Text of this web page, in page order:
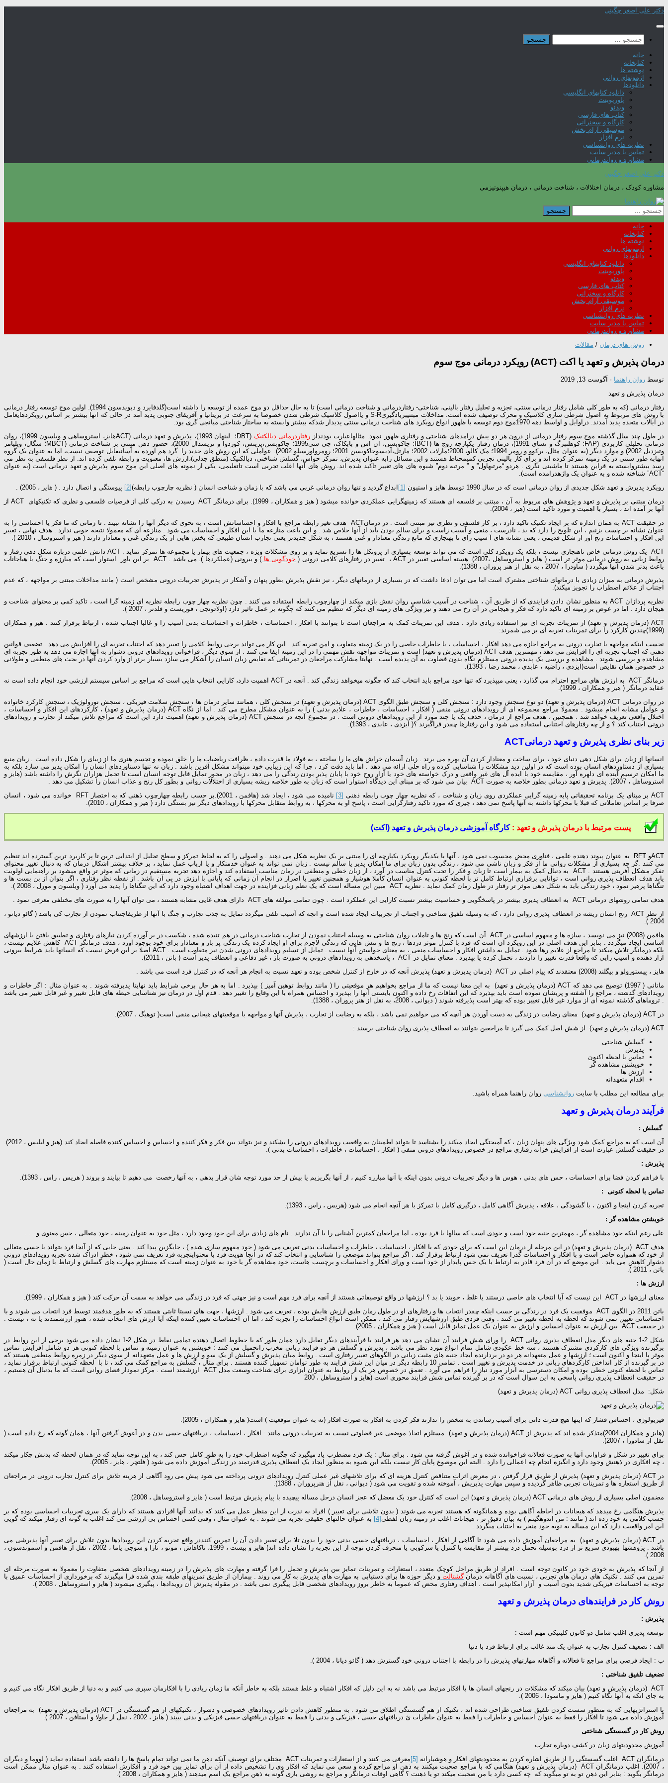
Skip
content
دکتر علی اصغر چگینی
جستجو
برای:
خانه
کتابخانه
نوشته ها
آزمونهای روانی
دانلودها
دانلود کتابهای انگلیسی
پاورپوینت
ویدئو
کتاب های فارسی
کارگاه و سخنرانی
موسیقی آرام بخش
نرم افزار
نظریه های روانشناسی
تماس با مدیر سایت
مشاوره و رواندرمانی
دکتر علی اصغر چگینی
مشاوره کودک ، درمان اختلالات ، شناخت درمانی ، درمان هیپنوتیزمی
جستجو
برای:
خانه
کتابخانه
نوشته ها
آزمونهای روانی
دانلودها
دانلود کتابهای انگلیسی
پاورپوینت
ویدئو
کتاب های فارسی
کارگاه و سخنرانی
موسیقی آرام بخش
نرم افزار
نظریه های روانشناسی
تماس با مدیر سایت
مشاوره و رواندرمانی
روش های درمان / مقالات
درمان پذیرش و تعهد یا اکت (ACT) رویکرد درمانی موج سوم
توسط روان راهنما · آگوست 13, 2019
درمان پذیرش و تعهد
رفتار درمانی (که به طور کلی شامل رفتار درمانی سنتی، تجزیه و تحلیل رفتار بالینی، شناختی- رفتاردرمانی و شناخت درمانی است) تا به حال حداقل دو موج عمده از توسعه را داشته است(گلدفایرد و دیویدسون 1994). اولین موج توسعه رفتار درمانی
با روش های مربوط به اصول شرطی سازی کلاسیک و محرک توصیف شده است. مداخلات مبتنیبریادگیریS-R و یااصول کلاسیک شرطی شدن خصوصا به سرعت در بریتانیا و آفریقای جنوبی پدید آمد در حالی که انها بیشتر بر اساس رویکردهایعامل
در ایالات متحده پدید آمدند. دراوایل و اواسط دهه 1970موج دوم توسعه با ظهور انواع رویکرد های شناخت درمانی سنتی پدیدار شدکه بیشتر وابسته به ساختار شناختی میانجی گری بود.
در طول چند سال گذشته موج سوم رفتار درمانی از درون هر دو پیش درامدهای شناختی و رفتاری ظهور نمود. مثالهاعبارت بودنداز رفتاردرمانی دیالکتیک
(DBT؛ .لینهان 1993)، پذیرش و تعهد درمانی (ACTهایز، استروساهی و ویلسون 1999)، روان
درمانی تحلیلی کاربردی (FAP؛ کوهلنبرگ و تسای 1991)، درمان رفتار یکپارچه زوج ها (IBCT؛ جاکوبسن، ان اس و بابکاک، جی سی1995؛ جاکوبسن،پرینس، کوردوا و تریسدال 2000)، حضور ذهن مبتنی بر شناخت درمانی (MBCT؛ سگال، ویلیامز
وتیزدیل 2002) و موارد دیگر (به عنوان مثال، برکوو و رومر 1994؛ مک کالو، 2000؛مارلات 2002؛ مارتل،آدیسوجاکوبسن 2001؛ رومرواورسیلو 2002). عواملی که این روش های جدید را گرد هم اورده به آسانیقابل توصیف نیست، اما به عنوان یک گروه
آنهابه طور سنتی در یک زمینه تمرکز کرده اند و برای کار بالینی تجربی کمیمحتاط هستند و این مسائل رابه عنوان پذیرش، تمرکز حواس، گسلش شناختی، دیالکتیک (منطق جدلی)،ارزش ها، معنویت و رابطه تلقی کرده اند. از نظر فلسفی به نظر می
رسد بیشتروابسته به قراین هستند تا ماشینی نگری . هردو “مرتبهاول” و ” مرتبه دوم” شیوه های های تغییر تاکید شده اند. روش های آنها اغلب تجربی است تاتعلیمی، یکی از نمونه های اصلی این موج سوم پذیرش و تعهد درمانی است (به عنوان
“ACT” شناخته شده و به عنوان یک واژهدرامده است).
رویکرد پذیرش و تعهد شکل جدیدی از روان درمانی است که در سال 1990 توسط هایز و استیون
[1] ابداع گردید و تنها روان درمانی غربی می باشد که با زمان و شناخت انسان ( نظریه چارچوب رابطه)[2]
پیوستگی و اتصال دارد . ( هایز ، 2005) .
درمان مبتنی بر پذیرش و تعهد و پژوهش های مربوط به آن ، مبتنی بر فلسفه ای هستند که زمینهگرایی عملکردی خوانده میشود ( هیز و همکاران ، 1999). برای درمانگر ACT رسیدن به درکی کلی از فرضیات فلسفی و نظری که تکنیکهای ACT از
آنها بر آمده اند ، بسیار با اهمیت و مورد تاکید است (هیز ، 2004).
در حقیقت ACT به همان اندازه که بر ایجاد تکنیک تاکید دارد ، بر کار فلسفی و نظری نیز مبتنی است . در درمانACT هدف تغیر رابطه مراجع با افکار و احساساتش است ، به نحوی که دیگر آنها را نشانه نبیند . تا زمانی که ما فکر یا احساسی را به
عنوان نشانه بر چسب بزنیم ، این تلویح را دارد که بد ، نادرست ، منفی و آسیب زاست و برای سالم بودن باید از آنها خلاص شد . و این باعث منازعه ما با این افکار و احساسات می شود . منازعه ای که معمولا نتیجه خوبی ندارد . هدف نهایی ، تغییر
این افکار و احساسات رنج آور از شکل قدیمی ، یعنی نشانه های آ سیب زای نا بهنجاری که مانع زندگی معنادار و غنی هستند ، به شکل جدیدتر یعنی تجارب انسان طبیعی که بخش هایی از یک زندگی غنی و معنادار دارند ( هیز و استروسال ، 2010 ).
ACT یک روش درمانی خاص ناهنجاری نیست ، بلکه یک رویکرد کلی است که می تواند توسعه بسیاری از پروتکل ها را تسریع نماید و بر روی مشکلات ویژه ، جمعیت های بیمار یا مجموعه ها تمرکز نماید . ACT دانش علمی درباره شکل دهی رفتار و
روابط زبانی به روش درمانی موثر تر است ( هایز و استروساهل ،2007). هسته اساسی تغییر در ACT ، تغییر در رفتارهای کلامی درونی (
خودگویی ها
) و بیرونی (عملکردها ). می باشد . ACT بر این باور استوار است که مبارزه و جنگ با هیاجانات
باعث بدتر شدن آنها میگردد ( ساودرا ، 2007 ، به نقل از هنر پروران ، 1388).
پذیرش درمانی به میزان زیادی با درمانهای شناختی مشترک است اما می توان ادعا داشت که در بسیاری از درمانهای دیگر ، نیز نقش پذیرش بطور پنهان و آشکار در پذیرش تجربیات درونی مشخص است ( مانند مداخلات مبتنی بر مواجهه ، که عدم
اجتناب از علائم اضطراب را تجویز میکند).
نظریه پردازان ACT به منظور نشان دادن فرایندی که از طریق آن ، شناخت در آسیب شناسی روان نقش بازی میکند از چهارچوب رابطه استفاده می کنند . چون نظریه چهار چوب رابطه نظریه ای زمینه گرا است ، تاکید کمی بر محتوای شناخت و
هیجان دارد . اما در عوض بر زمینه ای تاکید دارد که فکر و هیجامن در آن رخ می دهند و نیز ویژگی های زمینه ای دیگر که تنظیم می کنند که چگونه بر عمل تاثیر دارد (اولاتونجی ، فوریست و فلدنر ، 2007 ).
ACT (درمان پذیرش و تعهد) از تمرینات تجربه ای نیز استفاده زیادی دارد . هدف این تمرینات کمک به مراجعان است تا بتوانند با افکار ، احساسات ، خاطرات و احساسات بدنی آسیب زا و غالبا اجتناب شده ، ارتباط برقرار کنند . هیز و همکاران
(1999)چندین کارکرد را برای تمرینات تجربه ای بر می شمرند:
نخست اینکه مواجهه با تجارب درونی به مراجع اجازه می دهد افکار ، احساسات ، یا خاطرات خاصی را در یک زمینه متفاوت و امن تجربه کند . این کار می تواند برخی روابط کلامی را تغییر دهد که اجتناب تجربه ای را افزایش می دهد . تضعیف قوانین
ذهنی که اجتناب تجربه ای را افزایش می دهد ، مهمترین هدف ACT (درمان پذیرش و تعهد) است و تمرینات مواجهه نقش مهمی را در این زمینه ایفا می کنند . از سوی دیگر ، فراخوانی رویدادهای درونی دشوار به آنها اجازه می دهد به طور تجربه ای
مشاهده و بررسی شوند . مشاهده و بررسی یک پدیده درونی مستلزم نگاه بدون قضاوت به آن پدیده است . نهایتا مشارکت مراجعان در تمریناتی که نقایص زبان انسان را آشکار می سازد بسیار برتر از وارد کردن آنها در بحث های منطقی و طولانی
در خصوص همان نقایص است(ایزدی ، راضیه ، عابدی ، محمد رضا ، 1393).
درمانگر ACT به ارزش های مراجع احترام می گذارد ، یعنی میپذیرد که تنها خود مراجع باید انتخاب کند که چگونه میخواهد زندگی کند . آنچه در ACT اهمیت دارد، کارایی انتخاب هایی است که مراجع بر اساس سیستم ارزشی خود انجام داده است نه
عقاید درمانگر ( هیز و همکاران ، 1999).
در روان درمانی ACT (درمان پذیرش و تعهد) دو نوع سنجش وجود دارد : سنجش کلی و سنجش طبق الگوی ACT (درمان پذیرش و تعهد) در سنجش کلی ، همانند سایر درمان ها ، سنجش سلامت فیزیکی ، سنجش نورولوژیک ، سنجش کارکرد خانواده
و عوامل مشابه انجام میشود . معمولا مراجع مجموعه ای از رویدادهای درونی منفی ( افکار ، احساسات ، خاطرات ، علایم بدنی ) را به عنوان مشکل مطرح می کند . اما از نگاه ACT (درمان پذیرش و تعهد) ، کارکردهای این افکار و احساسات ،
اختلال واقعی تعریف خواهد شد . همچنین ، هدف مراجع از درمان ، حذف یک یا چند مورد از این رویدادهای درونی است . در مجموع آنچه در سنجش ACT (درمان پذیرش و تعهد) اهمیت دارد این است که مراجع تلاش میکند از تجارب و رویدادهای
درونی اجتناب کند ؟ و از چه رفتارهای اجتنابی استفاده می شود و این رفتارها چقدر فراگیرند ؟( ایزدی ، عابدی ، 1393).
زیر بنای نظری پذیرش و تعهد درمانیACT
انسانها از زبان برای شکل دهی دنیای خود ، برای ساخت و معنادار کردن آن بهره می برند . زبان آسمان خراش های ما را ساخته ، به فولاد ما قدرت داده ، ظرافت ریاضیات ما را خلق نموده و تجسم هنری ما از زیبای را شکل داده است . زبان منبع
بسیاری از دستاوردهای انسان بوده است که در اولین دید مشکلات را شناسایی کرده و راه حلی ارائه می دهد . اما باید دقت کرد ، چرا که این زیبایی خود میتواند مشکل آفرین باشد . زبان نه تنها دستاوردهای انسان را امکان پذیر می سازد بلکه به
ما امکان ترسیم آینده ای دلهره آور ، مقایسه خود با ایده آل های غیر واقعی و درک خواسته های خود یا آزار روح خود با پایان پذیر بودن زندگی را می دهد ، زبان در محور تمایل قابل توجه انسان است تا تحمل هزاران نگرش را داشته باشد (هایز و
استروساهل ، 2007). پذیرش و تعهد درمانی بطور خلاصه به صورت ACT بیان می شود که بر مبنای این دیدگاه استوار است که زبان به طور خلاصه ریشه بسیاری از اختلالات روانی و بطور کل رنج و عذاب انسان را تشکیل می دهد .
ACT بر مبنای یک برنامه تحقیقاتی پایه زمینه گرایی عملکردی روی زبان و شناخت ، که نظریه چهار چوب رابطه ذهنی
[3]
نامیده می شود ، ایجاد شد (هافمن ، 2001).بر حسب رابطه چهارچوب ذهنی که به اختصار RFT خوانده می شود ، انسان
صرفا بر اساس تعاملاتی که قبلا با محرکها داشته به آنها پاسخ نمی دهد ، چیزی که مورد تاکید رفتارگرایی است ، پاسخ او به محرکها ، به روابط متقابل محرکها با رویدادهای دیگر نیز بستگی دارد ( هیز و همکاران ، 2010).
پست مرتبط با درمان پذیرش و تعهد :کارگاه آموزشیدرمانپذیرش و تعهد (اکت)
ACTو RFT به عنوان پیوند دهنده علمی ، فناوری محض محسوب نمی شود ، آنها با یکدیگر رویکرد یکپارچه ای را مبتنی بر یک نظریه شکل می دهند . و اصولی را که به لحاظ تمرکز و سطح تحلیل از ابتدایی ترین تا پر کاربرد ترین گسترده اند تنظیم
می کنند .گر چه بسیاری از مشکلات روانی ما از فکر و زبان ناشی می شود ، زندگی بدون زبان برای ما امکان پذیر یا سالم نیست . زبان نمی تواند به عنوان خدمتکار و یا ارباب عمل نماید ، بر خلاف بیشتر اشکال درمان که به دنبال تغییر محتوای
تفکر مشکل آفرینی هستند . ACT به دنبال کمک به بیمار است تا زبان و فکر را تحت کنترل مناسب در آورد ، از زبان خطی و منطقی در زمان مناسب استفاده کند و اجازه دهد تجربه مستقیم در زمانی که موثر تر واقع میشود بر راهنمایی اولویت
یابد هدف انعطاف پذیری روانی است ، توانایی برقراری ارتباط کامل تر با لحظه کنونی به عنوان انسان کاملا هوشیار و همچنین تغییر یا اصرار در انجام آن زمانی که پایانی با ارزش در پی آن باشد . از نقطه نظر رفتاری ، اگر بتوان از بن بست ها و
تنگناها پرهیز نمود ، خود زندگی باید به شکل دهی موثر تر رفتار در طول زمان کمک نماید . نظریه ACT مبین این مساله است که یک نظم زبانی فزاینده در جهت اهداف اشتباه وجود دارد که این تنگناها را پدید می آورد ( ویلسون و مورل ، 2008 ).
هدف تمامی روشهای درمانی ACT به انعطاف پذیری بیشتر در پاسخگویی و حساسیت بیشتر نسبت کارایی این عملکرد است . چون تمامی مولفه های ACT دارای هدف غایی مشابه هستند ، می توان آنها را به صورت های مختلفی معرفی نمود .
از نظر ACT رنج انسان ریشه در انعطاف پذیری روانی دارد ، که به وسیله تلفیق شناختی و اجتناب از تجربیات ایجاد شده است و انچه که آسیب تلقی میگردد تمایل به جذب تجارب و جنگ با آنها از طریقاجتناب نمودن از تجارب کی باشد ( گائو دیانو ،
2004 ).
هافمن (2008) نیز می نویسد ، سازه ها و مفهوم اساسی در ACT آن است که رنج ها و تاملات روان شناختی به وسیله اجتناب نمودن از تجارب شناخت درمانی در هم تنیده شده ، شکست در بر آورده کردن نیازهای رفتاری و تطبیق یافتن با ارزشهای
اساسی ایجاد میگردد . بنابر این هدف اصلی در این رویکرد آن است که فرد با کنترل موثر دردها ، رنج ها و تنش هایی که زندگی لاجرم برای او ایجاد کرده یک زندگی پر بار و معنادار برای خود بوجود آورد ، هدف درمانگر ACT کاهش علایم نیست ،
بلکه درمانگر تلاش میکند تا مراجع از علایم رها شود . تمایل به داشتن افکار و احساسات منفی ، به معنای خواستن آنها نیست . تمایل از تسلیم رویدادهای درونی شدن نیز متفاوت است . ACT اصلا بر این فرض نیست که انسانها باید شرایط بیرونی
آزار دهنده و آسیب زایی که واقعا قدرت تغییر را داردند ، تحمل کرده یا بپذیرد . معنای تمایل در ACT ، پاسخدهی به رویدادهای درونی به صورت باز ، غیر دفاعی و انعطاف پذیر است ( باتن ، 2011).
هایز ، پیستورولو و بیگلند (2008) معتقدند که پیام اصلی در ACT (درمان پذیرش و تعهد) پذیرش آنچه که در خارج از کنترل شخص بوده و تعهد نسبت به انجام هر آنچه که در کنترل فرد است می باشد .
ماتانی ( 1997) توضیح می دهد که ACT (درمان پذیرش و تعهد) به این معنا نیست که ما از مراجع بخواهیم هر موقعیتی را ( مانند روابط توهین آمیز ) بپذیرد . اما به هر حال برخی شرایط باید نهایتا پذیرفته شوند . به عنوان مثال : اگر خاطرات و
رویدادهای گذشته ، مراجع را آشفته و پریشان نموده است باید بپذیرد که این اتفاقات رخ داده و اکنون بایستی آنها را بپذیرد و احساس همراه با این وقایع را تغییر دهد . قدم اول در درمان نیز شناسایی حیطه های قابل تغییر و غیر قابل تغییر می باشد
. تروماهای گذشته نمونه ای از موارد غیر قابل تغییر بوده که بهتر است پذیرفته شوند ( دیوانی ، 2008، به نقل از هنر پروران ، 1388).
در ACT (درمان پذیرش و تعهد) معنای رضایت در زندگی به دست آوردن هر آنچه که می خواهیم نمی باشد ، بلکه به رضایت از تجارب ، پذیرش آنها و مواجهه با موقعیتهای هیجانی منفی است( توهیگ ، 2007).
ACT (درمان پذیرش و تعهد) از شش اصل کمک می گیرد تا مراجعین بتوانند به انعطاف پذیری روان شناختی برسند :
گسلش شناختی
پذیرش
تماس با لحظه اکنون
خویشتن مشاهده گر
ارزش ها
اقدام متعهدانه
برای مطالعه این مطلب با سایت روانشناسی روان راهنما همراه باشید.
فرآیند درمان پذیرش و تعهد
گسلش :
آن است که به مراجع کمک شود ویژگی های پنهان زبان ، که آمیختگی ایجاد میکند را بشناسد تا بتواند اطمینان به واقعیت رویدادهای درونی را بشکند و نیز بتواند بین فکر و فکر کننده و احساس و احساس کننده فاصله ایجاد کند (هیز و لیلیس ، 2012).
در حقیقت گسلش عبارت است از افزایش خزانه رفتاری مراجع در خصوص رویدادهای درونی منفی ( افکار ، احساسات ، خاطرات ، احساسات بدنی ).
پذیرش :
با فراهم کردن فضا برای احساسات ، حس های بدنی ، هوس ها و دیگر تجربیات درونی بدون اینکه با آنها مبارزه کنیم ، از آنها بگریزیم یا بیش از حد مورد توجه شان قرار بدهی ، به آنها رخصت می دهیم تا بیایند و بروند ( هریس ، راس ، 1393).
تماس با لحظه کنونی :
تجربه کردن اینجا و اکنون ، با گشودگی ، علاقه ، پذیرش آگاهی کامل ، درگیری کامل با تمرکز با هر آنچه انجام می شود (هریس ، راس ، 1393).
خویشتن مشاهده گر :
علی رغم اینکه خود مشاهده گر ، مهمترین جنبه خود است و خودی است که سالها با فرد بوده ، اما مراجعان کمترین آشنایی را با آن ندارند . نام های زیادی برای این خود وجود دارد ، مثل خود به عنوان زمینه ، خود متعالی ، حس معنوی و . . .
هدف ACT (درمان پذیرش و تعهد) در این مرحله از درمان این است که برای خودی که با افکار ، احساسات ، خاطرات و احساسات بدنی تعریف می شود ( خود مفهوم سازی شده ) ، جایگزین پیدا کند . یعنی جایی که از آنجا فرد بتواند با حسی متعالی
از خود که همواره حاضر است و با افکار و احساسات گذرا تعریف نمی شود ارتباط برقرار کند . اگر مراجع بتواند موضعی را شناسایی و انتخاب کند که در آنجا هویت فرد با محتوایتجربه فرد تعریف نمی شود ، خطر ادراک شده تجربه رویدادهای درونی
دشوار کاهش می یابد . این موضع که در آن فرد قادر به ارتباط با یک حس پایدار از خود است و ورای افکار و احساسات و برچسب هاست، خود مشاهده گر یا خود به عنوان زمینه است که مستلزم مهارت های گسلش و ارتباط با زمان حال است (
باتن ، 2011 ).
ارزش ها :
معنای ارزشها در ACT این نیست که آیا انتخاب های خاصی درستند یا غلط ، خوبند یا بد ؟ ارزشها در واقع توصیفاتی هستند از آنچه برای فرد مهم است و نیز جهتی که فرد در زندگی می خواهد به سمت آن حرکت کند ( هیز و همکاران ، 1999).
باتن 2011 در الگوی ACT موفقیت یک فرد در زندگی بر حسب اینکه چقدر انتخاب ها و رفتارهای او در طول زمان طبق ارزش هایش بوده ، تعریف می شود . ارزشها ، جهت های نسبتا ثابتی هستند که به طور هدفمند توسط فرد انتخاب می شوند و با
احساساتی تعیین نمی شوند که لحظه به لحظه تغییر می کنند . وقتی فردی طبق ارزشهایش رفتار می کند ، ممکن است انواع احساسات را تجربه کند ، اما آن احساسات تعیین کننده اینکه آیا ارزش های انتخاب شده ، هنوز ارزشمندند یا نه ، نیست .
در حقیقت ACT بین ارزش به عنوان احساس و ارزش به عنوان یک عمل تمایز قایل است ( هیز و همکاران ، 2005).
شکل 2-1 جنبه های دیگر مدل انعطاف پذیری روانی ACT را ورای شش فرایند آن نشان می دهد هر فرایند با فرآیندهای دیگر تقابل دارد همان طور که با خطوط اتصال دهنده تمامی نقاط در شکل 2-1 نشان داده می شود برخی از این روابط در
برگیرنده ویژگی های کارکردی مشترک هستند ، سه خط عکودی شامل تمام انواع مورد نظر می باشد ، پذیرش و گسلش هر دو فرایند زبانی مخرب راتحمیل می کنند ؛ خویشتن به عنوان زمینه و تماس با لحظه کنونی هر دو شامل افزایش تماس
موثر با اینجا و اکنون است ؛ ارزشها و عمل متعهدانه هر دو در بردارنده ایجاد جنبه های مثبت زبانی در الگوهای تغییر رفتاری است . روابط میان پذیرش و گسلش از یک سو و ارزش ها و عمل متعهدانه از سوی دیگر در زمره روابط منطقی هستند که
در بر گیرنده از کار انداختن کارکردهای زبانی در خدمت پذیرش و تغییر است . تمامی 10 رابطه دیگر در میان این شش فرایند به طور توأمان تسهیل کننده هستند . برای مثال ، گسلش به مراجع کمک می کند ، تا با لحظه کنونی ارتباط برقرار نماید ،
تماس با لحظه کنونی خطی بوده و امکان دسترسی به ابزار مورد نیاز را فراهم می آورد . تعمق در خصوص هر یک از روابط به عنوان ابزاری برای شناخت وسعت مدل ACT ارزشمند است . مرکز نمودار فضای روانی است که ما بدنبال آن هستیم ،
در حقیقت انعطاف پذیری روانی پاسخی به این سوال است که در بر گیرنده تماس شش فرایند محوری است (هایز و استروساهل ، 200
شکل: مدل انعطاف پذیری روانی ACT (درمان پذیرش و تعهد)
فیزیولوژی ، احساس فشار که اینها هیچ قدرت ذاتی برای آسیب رساندن به شخص را ندارند فکر کردن به افکار به صورت افکار (نه به عنوان موقعیت ) است( هایز و همکاران ، 2005).
(هایز و همکاران 2004)متذکر شده اند که پذیرش از ACT (درمان پذیرش و تعهد) مستلزم اتخاذ موضعی غیر قضاوتی نسبت به تجربیات درونی مانند : افکار ، احساسات ، دریافتهای حسی بدن و در آغوش گرفتن آنها ، همان گونه که رخ داده است (
نقل از سادورا ، 2007).
برای تغییر در شکل و فراوانی آنها به صورت فعالانه فراخوانده شده و در آغوش گرفته می شود . برای مثال : یک فرد مضطرب یاد میگیرد که چگونه اضطراب خود را به طور کامل حس کند ، به این توجه نماید که در همان لحظه که بدنش چکار میکند
، چه افکاری در ذهنش وجود دارد و انگیزه انجام چه اعمالی را دارد . البته این موضوع پایان کار نیست بلکه این شیوه به منظور ایجاد یک انعطاف پذیری قدرتمند در زندگی آموزش داده می شود ( فلتچر ، هایز ، 2005).
در ACT (درمان پذیرش و تعهد) پذیرش از طریق قرار گرفتن ، در معرض اثرات متناقص کنترل هزینه ای که برای تلاشهای غیر عملی کنترل رویدادهای درونی پرداخته می شود پیش می رود آگاهی از هزینه تلاش برای کنترل تجارب درونی در مراجعان
از طریق استعاره ها و تمرینات تجربی ظاهر گردیده و سپس مهارت پذیریش ، آموخته شده و تقویت می شود ( دیوانی ، نقل از هنرپروران ، 1388).
مضمون اصلی بسیاری از روش های درمانی ACT (درمان پذیرش و تعهد) این است که کنترل خود یک معضل که عجز انسان درحل مساله پیچیده با پیام پذیرش مرتبط است ( هایز و استروساهل ، 2008).
پذیرش هنگامی رخ میدهد که هیجانات در احاطه آگاهی بوده و همانگونه که هستند تجربه می شوند ( بدون تلاشی برای تغییر ) افراد به ندرت از این منظر عمل می کنند که بدانند آنها افرادی هستند که دارای یک سری تجربیات احساسی بوده که بر
چسب کلامی به خود زده اند ( مانند : من اندوهگینم ) به بیان دقیق تر ، هیجانات اغلب در زمینه زبان لفظی[4]
به عنوان حالتهای حقیقی تجربه می شوند . به عنوان مثال ، وقتی کسی احساس بی ارزشی می کند اغلب به گونه ای رفتار میکند که گویی
این امر واقعیت دارد که این مساله به نوبه خود منجر به اجتناب میگردد .
در ACT (درمان پذیرش و تعهد) به مراجعان آموزش داده می شود تا آگاهی از افکار ، احساسات ، دریافتهای حسی بدنی خود را بدون تلا برای تغییر دادن آن را تمرین کننددر واقع تجربه کردن این رویدادها بدون تلاش برای تغییر آنها پذیرشی می
باشد . پژوهشها بهبودی سریع تر از درد بوسیله تحمل درد بیشتر از مقایسه با کنترل یا سرکوبی یا منحرف کردن توجه از این تجربه را نشان داده اند) هایز و بیست ، 1999، ناکاهاش ، موتو ، تارا و سوجی یاما ، 2002 ، نقل از هافمن و آسموندسون ،
2008 ).
از آنجا که پذیرش به خودی خود در کانون توجه است . افراد از طریق مراحل کوچک متعدد ، استعارات و تمرینات تمایز بین پذیرش و تحمل را فرا گرفته و مهارت های پذیرش را در زمینه رویدادهای شخصی متفاوت را معمولا به صورت مرحله ای
تمرین می کنند . تکنیک های درمان های تجربی ، نسبت های آگاهانه درمانگشتالت و دیگر حوزه ها برای دستیابی به مهارت های پذیرش به کار می روند . بیماران از طریق تمرینهای طبقه بندی شده فرا میگیرند که برخورداری از احساسات عمیق با
توجه به احساسات فیزیکی شدید بدون آسیب و آزار امکانپذیر است . اهداف رفتاری محض که عموما به خاطر بروز رویدادهای شخصی قابل پیگیری نمی باشد . در مقوله پذیرش آن رویدادها ، پیگیری میشوند ( هایز و استروساهل ، 2008 ).
روش کار در فرایندهای درمان پذیرش و تعهد
پذیرش :
توسعه پذیری اغلب شامل دو کانون کلینیکی مهم است :
الف : تضعیف کنترل تجارب به عنوان یک متد غالب برای ارتباط فرد با دنیا
ب : ایجاد فرضی برای مراجع تا فعالانه و آگاهانه مهارتهای پذیرش را در رابطه با اجتناب درونی خود گسترش دهد ( گائو دیانا ، 2004 ).
تضعیف تلفیق شناختی :
ACT (درمان پذیرش و تعهد) بیان میکند که مشکلات در رنجهای انسان ها با افکار مرتبط می باشد نه به این دلیل که افکار اشتباه و غلط هستند بلکه به خاطر آنکه ما زمان زیادی را با افکارمان سپری می کنیم و به دنیا از طریق افکار نگاه می کنیم و
به جای انکه به آنها نگاه کنیم ( هایز و ماسودا ، 2006 ).
با استراتژیهایی که به منظور سست کردن تلفیق شناختی طراحی شده اند ، تکنیک از هم گسستگی اطلاق می شود . به منظور کاهش دادن تاثیر رویدادهای خصوصی و دشوار ، تکنیکهای از هم گسستگی در ACT (درمان پذیرش و تعهد) به مراجعان
آموزش داده می شود تا افکار را فقط به عنوان احساس و خاطرات را فقط به عنوان خاطرات ئ دریافتهای حسی ، فیزیکی و بدنی را فقط به عنوان دریافتهای حسی فیزیکی و بدنی ببیند ( هایز ، 2002 ، نقل از جاولا و استافن ، 2007 ).
روش کار در گسستگی شناختی
آموزش محدودیتهای زبان در کشف دوباره تجارب
درمانگران ACT اغلب گسستگی را از طریق اشاره کردن به محدودیتهای افکار و هوشیارانه
[5]
معرفی می کنند و از استعارات و تمرینات ACT مختلف برای توصیف آنکه ذهن ما نمی تواند تمام پاسخ ها را داشته باشد استفاده نماید ( لووما و دیگران
، 2007). اغلب درمانگران ACT (درمان پذیرش و تعهد) هنگامی که با مراجع صحبت میکنند به ذهن او مراجع کرده و سعی می نماید که افکار وی را تشخیص داده از آن برای تمایز بین خود فرد و افکارش استفاده کنند . به عنوان مثال ممکن است
درمانگر بگوید : بنابر این ذهن تو به تو میگوید که چه کسی دارد با من صحبت میکند تو یا ذهنت ؟ گاهی اوقات درمانگر و مراجع به روشی بازی گونه به ذهن مراجع یک اسم میدهند ( هایز و همکاران ، 2008 ).